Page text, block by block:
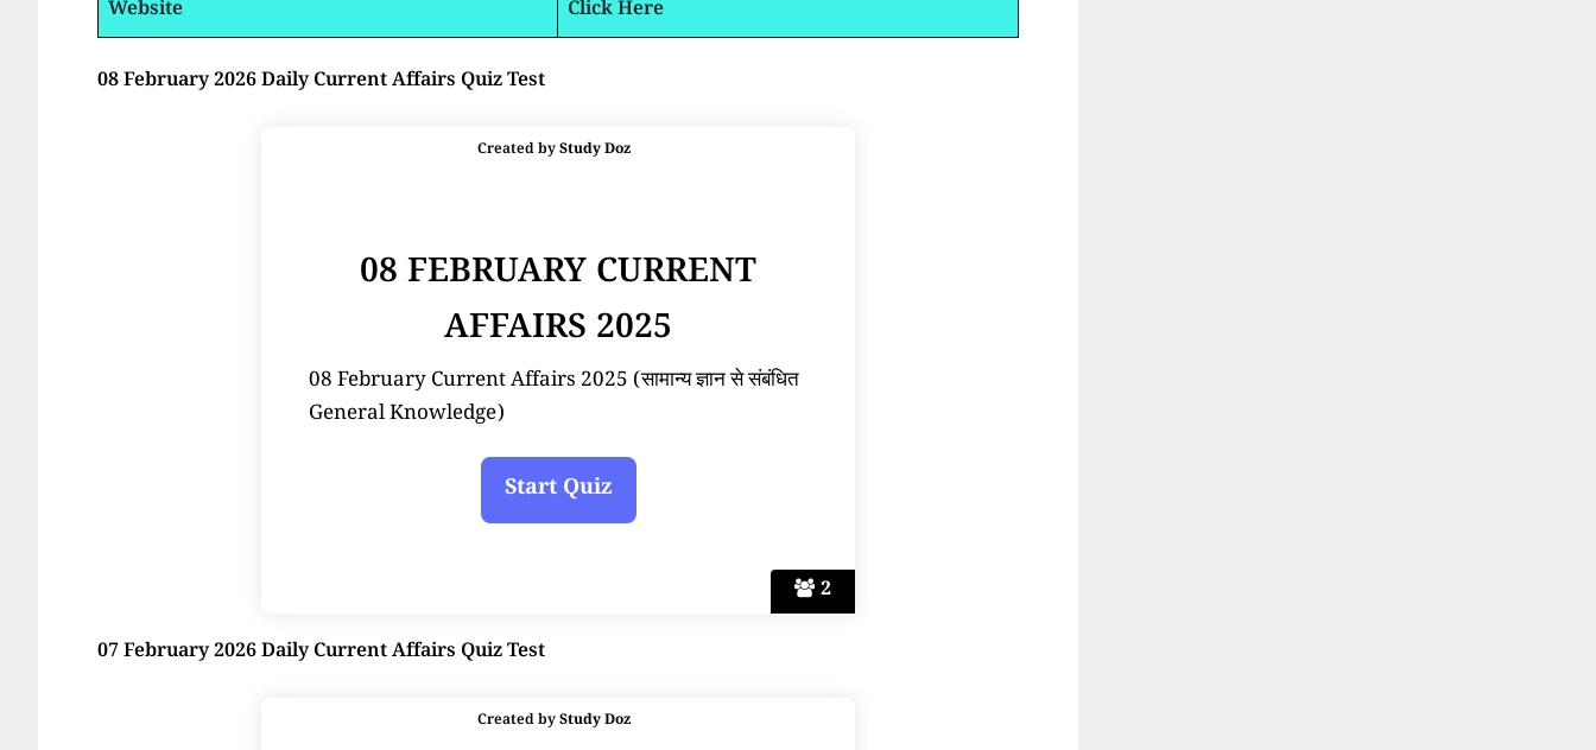
Website
Click Here
08 February 2026 Daily Current Affairs Quiz Test
2
Created byStudy Doz
08 FEBRUARY CURRENT
AFFAIRS 2025
08 February Current Affairs 2025 (सामान्य ज्ञान से संबंधित
General Knowledge)
07 February 2026 Daily Current Affairs Quiz Test
Created byStudy Doz